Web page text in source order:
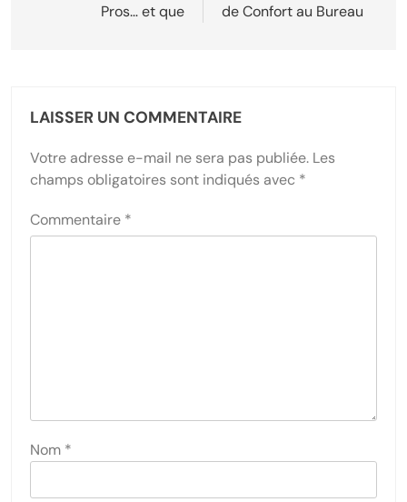
Pros… et que
de Confort au Bureau
LAISSER UN COMMENTAIRE
Votre adresse e-mail ne sera pas publiée. Les
champs obligatoires sont indiqués avec *
Commentaire *
Nom *